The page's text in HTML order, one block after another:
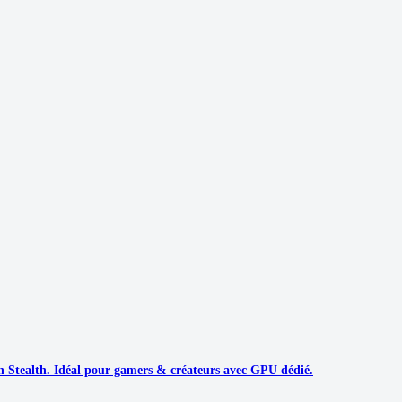
Idéal pour gamers & créateurs avec GPU dédié.